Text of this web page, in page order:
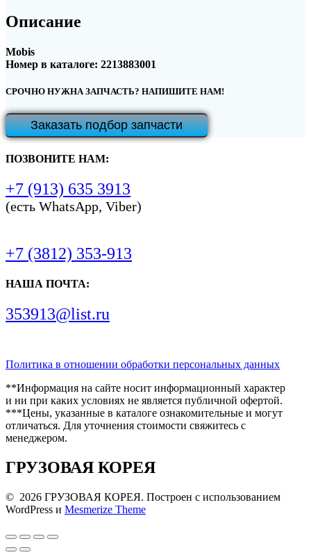
Описание
Mobis
Номер в каталоге: 2213883001
СРОЧНО НУЖНА ЗАПЧАСТЬ? НАПИШИТЕ НАМ!
Заказать подбор запчасти
ПОЗВОНИТЕ НАМ:
+7 (913) 635 3913
(есть WhatsApp, Viber)
+7 (3812) 353-913
НАША ПОЧТА:
353913@list.ru
Политика в отношении обработки персональных данных
**Информация на сайте носит информационный характер
и ни при каких условиях не является публичной офертой.
***Цены, указанные в каталоге ознакомительные и могут
отличаться. Для уточнения стоимости свяжитесь с
менеджером.
ГРУЗОВАЯ КОРЕЯ
© 2026 ГРУЗОВАЯ КОРЕЯ. Построен с использованием
WordPress и Mesmerize Theme